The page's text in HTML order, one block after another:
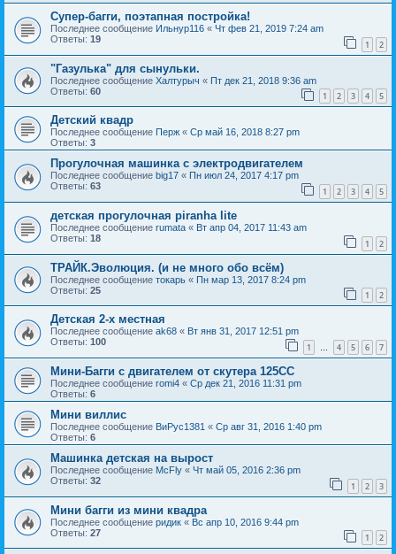
Супер-багги, поэтапная постройка!
Последнее сообщение Ильнур116 « Чт фев 21, 2019 7:24 am
Ответы: 19 1 2
"Газулька" для сынульки.
Последнее сообщение Халтурыч « Пт дек 21, 2018 9:36 am
Ответы: 60 1 2 3 4 5
Детский квадр
Последнее сообщение Перж « Ср май 16, 2018 8:27 pm
Ответы: 3
Прогулочная машинка с электродвигателем
Последнее сообщение big17 « Пн июл 24, 2017 4:17 pm
Ответы: 63 1 2 3 4 5
детская прогулочная piranha lite
Последнее сообщение rumata « Вт апр 04, 2017 11:43 am
Ответы: 18 1 2
ТРАЙК.Эволюция. (и не много обо всём)
Последнее сообщение токарь « Пн мар 13, 2017 8:24 pm
Ответы: 25 1 2
Детская 2-х местная
Последнее сообщение ak68 « Вт янв 31, 2017 12:51 pm
Ответы: 100 1 … 4 5 6 7
Мини-Багги с двигателем от скутера 125СС
Последнее сообщение romi4 « Ср дек 21, 2016 11:31 pm
Ответы: 6
Мини виллис
Последнее сообщение ВиРус1381 « Ср авг 31, 2016 1:40 pm
Ответы: 6
Машинка детская на вырост
Последнее сообщение McFly « Чт май 05, 2016 2:36 pm
Ответы: 32 1 2 3
Мини багги из мини квадра
Последнее сообщение ридик « Вс апр 10, 2016 9:44 pm
Ответы: 27 1 2